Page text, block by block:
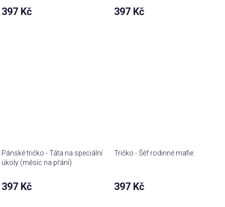
397 Kč 397 Kč
Pánské tričko - Táta na speciální
úkoly (měsíc na přání)
397 Kč
Tričko - Šéf rodinné mafie
397 Kč